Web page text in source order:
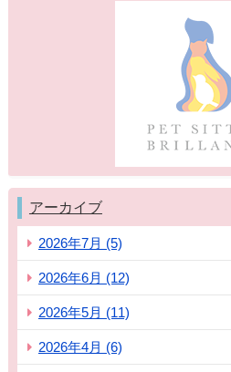
アーカイブ
2026年7月 (5)
2026年6月 (12)
2026年5月 (11)
2026年4月 (6)